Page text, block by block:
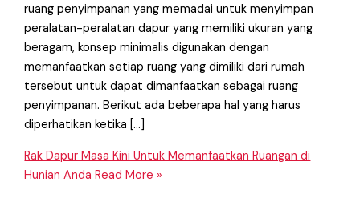
ruang penyimpanan yang memadai untuk menyimpan
peralatan-peralatan dapur yang memiliki ukuran yang
beragam, konsep minimalis digunakan dengan
memanfaatkan setiap ruang yang dimiliki dari rumah
tersebut untuk dapat dimanfaatkan sebagai ruang
penyimpanan. Berikut ada beberapa hal yang harus
diperhatikan ketika […]
Rak Dapur Masa Kini Untuk Memanfaatkan Ruangan di
Hunian Anda Read More »